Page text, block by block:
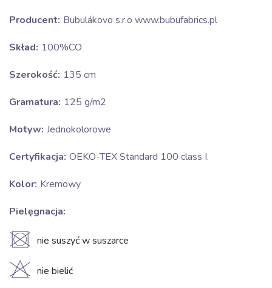
Producent: Bubulákovo s.r.o www.bubufabrics.pl
Skład: 100%CO
Szerokość: 135 cm
Gramatura: 125 g/m2
Motyw: Jednokolorowe
Certyfikacja: OEKO-TEX Standard 100 class I.
Kolor: Kremowy
Pielęgnacja:
U nie suszyć w suszarce
H nie bielić